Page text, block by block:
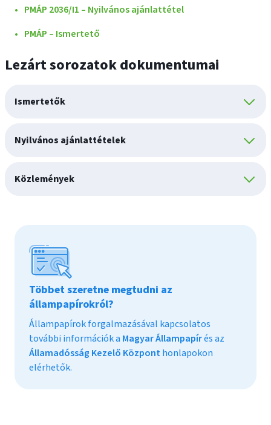
PMÁP 2036/I1 – Nyilvános ajánlattétel
PMÁP – Ismertető
Lezárt sorozatok dokumentumai
Ismertetők
Nyilvános ajánlattételek
Közlemények
Többet szeretne megtudni az
állampapírokról?
Állampapírok forgalmazásával kapcsolatos
további információk a Magyar Állampapírés az
Államadósság Kezelő Központhonlapokon
elérhetők.